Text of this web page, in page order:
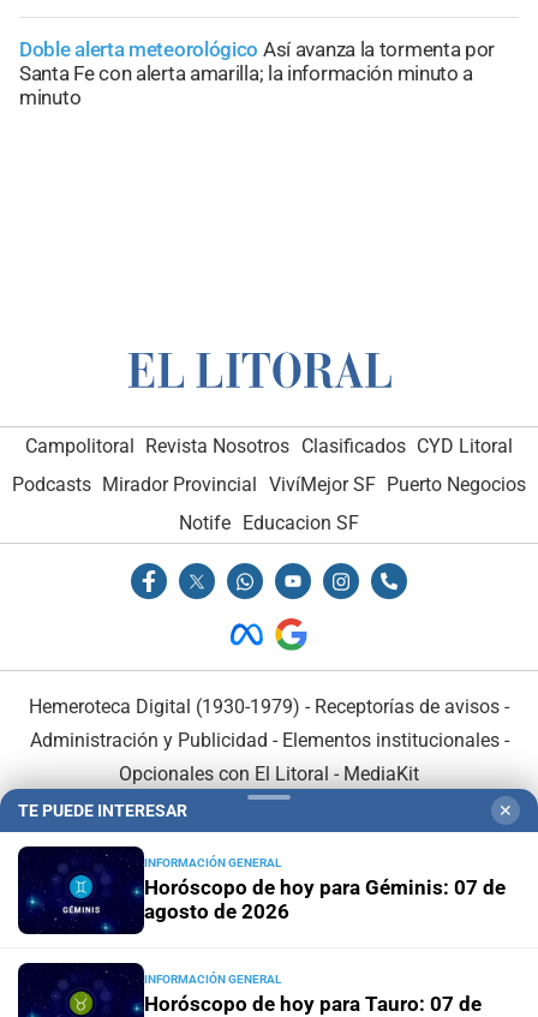
Doble alerta meteorológico Así avanza la tormenta por
Santa Fe con alerta amarilla; la información minuto a
minuto
Campolitoral Revista Nosotros Clasificados CYD Litoral
Podcasts Mirador Provincial VivíMejor SF Puerto Negocios
Notife Educacion SF
Hemeroteca Digital (1930-1979) - Receptorías de avisos -
Administración y Publicidad - Elementos institucionales-
Opcionales con El Litoral - MediaKit
En Asociación con:
TE PUEDE INTERESAR ✕
INFORMACIÓN GENERAL
Horóscopo de hoy para Géminis: 07 de
agosto de 2026
INFORMACIÓN GENERAL
Horóscopo de hoy para Tauro: 07 de